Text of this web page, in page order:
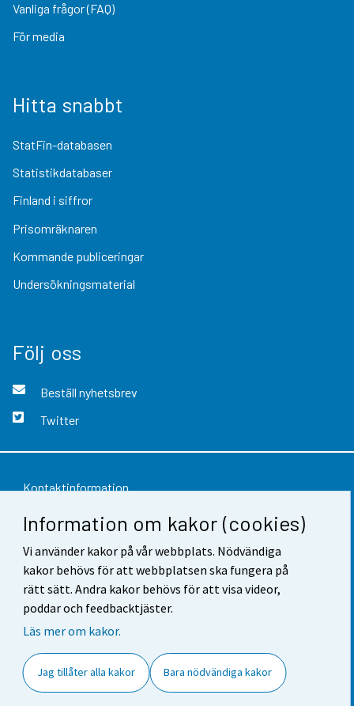
Information om kakor (cookies)
Vi använder kakor på vår webbplats. Nödvändiga
kakor behövs för att webbplatsen ska fungera på
rätt sätt. Andra kakor behövs för att visa videor,
poddar och feedbacktjäster.
Läs mer om kakor.
Jag tillåter alla kakor Bara nödvändiga kakor
Vanliga frågor (FAQ)
För media
Hitta snabbt
StatFin-databasen
Statistikdatabaser
Finland i siffror
Prisomräknaren
Kommande publiceringar
Undersökningsmaterial
Följ oss
Beställ nyhetsbrev
Twitter
Kontaktinformation
Respons
Användarvillkor
Dataskydd
Tillgänglighet
Cookie-inställningar